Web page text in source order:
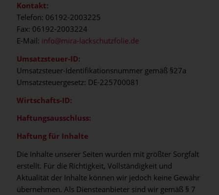
Kontakt:
Telefon: 06192-2003225
Fax: 06192-2003224
E-Mail: info@mira-lackschutzfolie.de
Umsatzsteuer-ID:
Umsatzsteuer-Identifikationsnummer gemäß §27a
Umsatzsteuergesetz: DE-225700081
Wirtschafts-ID:
Haftungsausschluss:
Haftung für Inhalte
Die Inhalte unserer Seiten wurden mit größter Sorgfalt
erstellt. Für die Richtigkeit, Vollständigkeit und
Aktualität der Inhalte können wir jedoch keine Gewähr
übernehmen. Als Diensteanbieter sind wir gemäß § 7